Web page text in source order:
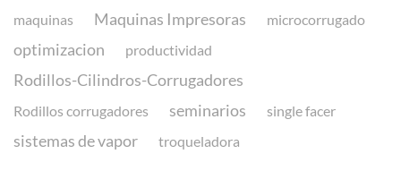
maquinas Maquinas Impresoras microcorrugado
optimizacion productividad
Rodillos-Cilindros-Corrugadores
Rodillos corrugadores seminarios single facer
sistemas de vapor troqueladora